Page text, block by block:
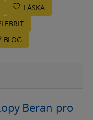
LÁSKA
BLOG
Beran pro